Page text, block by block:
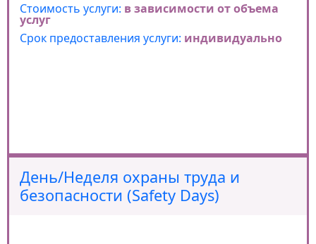
Стоимость услуги: в зависимости от объема
услуг
Срок предоставления услуги: индивидуально
День/Неделя охраны труда и
безопасности (Safety Days)